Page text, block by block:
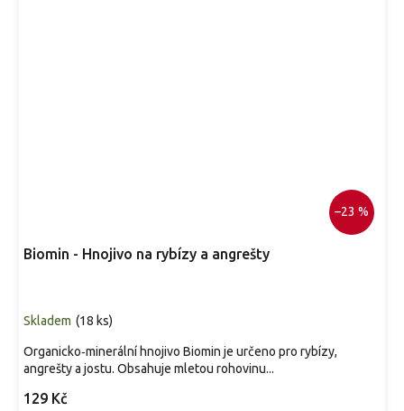
–23 %
Biomin - Hnojivo na rybízy a angrešty
Skladem (18 ks)
129 Kč
Organicko‑minerální hnojivo Biomin je určeno pro rybízy,
angrešty a jostu. Obsahuje mletou rohovinu...